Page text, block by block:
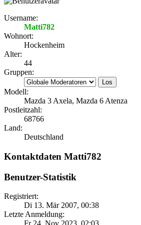
Username:
Matti782
Wohnort:
Hockenheim
Alter:
44
Gruppen:
Modell:
Mazda 3 Axela, Mazda 6 Atenza
Postleitzahl:
68766
Land:
Deutschland
Kontaktdaten Matti782
Benutzer-Statistik
Registriert:
Di 13. Mär 2007, 00:38
Letzte Anmeldung: